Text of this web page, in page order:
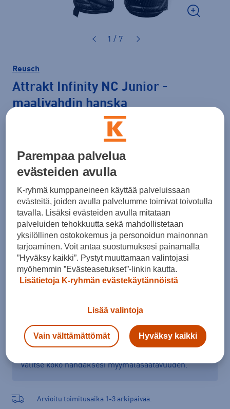
1 / 7
Reusch
Attrakt Infinity NC Junior -
maalivahdin hanska
Väri
Koko
Lisää ostoskoriin
Tarkista saatavuus ja tilaa myymälästä
Verkkokauppa: SaatavillaMyymälät: Saatavilla
Valitse koko nähdäksesi myymäläsaatavuuden.
Arvioitu toimitusaika 1-3 arkipäivää.
Parempaa palvelua
evästeiden avulla
K-ryhmä kumppaneineen käyttää palveluissaan
evästeitä, joiden avulla palvelumme toimivat toivotulla
tavalla. Lisäksi evästeiden avulla mitataan
palveluiden tehokkuutta sekä mahdollistetaan
yksilöllinen ostokokemus ja personoidun mainonnan
tarjoaminen. Voit antaa suostumuksesi painamalla
”Hyväksy kaikki”. Pystyt muuttamaan valintojasi
myöhemmin ”Evästeasetukset”-linkin kautta.
Lisätietoja K-ryhmän evästekäytännöistä
Lisää valintoja
Vain välttämättömät Hyväksy kaikki